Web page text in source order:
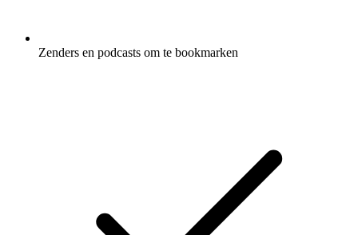
Zenders en podcasts om te bookmarken